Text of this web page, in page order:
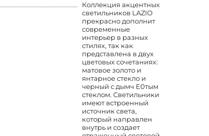
Коллекция акцентных
светильников LAZIO
прекрасно дополнит
современные
интерьер в разных
стилях, так как
представлена в двух
цветовых сочетаниях:
матовое золото и
янтарное стекло и
черный с дымч E0тым
стеклом. Светильники
имеют встроенный
источник света,
который направлен
внутрь и создает